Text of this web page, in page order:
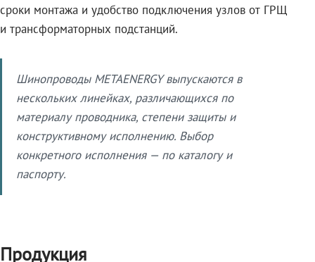
сроки монтажа и удобство подключения узлов от ГРЩ
и трансформаторных подстанций.
Шинопроводы METAENERGY выпускаются в
нескольких линейках, различающихся по
материалу проводника, степени защиты и
конструктивному исполнению. Выбор
конкретного исполнения — по каталогу и
паспорту.
Продукция